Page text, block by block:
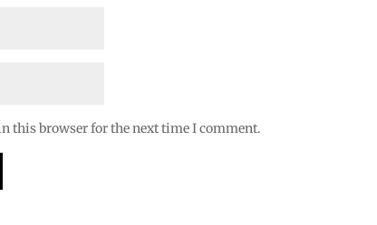
this browser for the next time I comment.